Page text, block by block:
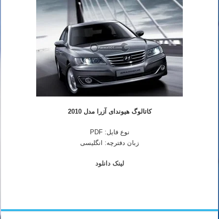
کاتالوگ هیوندای آزرا مدل 2010
نوع فایل: PDF
زبان دفترچه: انگلیسی
لینک دانلود